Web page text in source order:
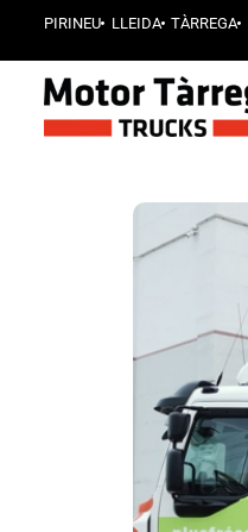
PIRINEU LLEIDA TÀRREGA